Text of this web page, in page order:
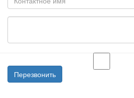
Согласие на обработку
Перезвонить